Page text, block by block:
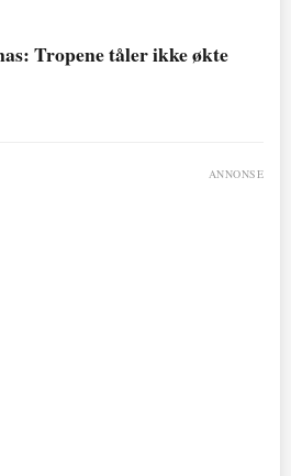
Tropene tåler ikke økte
ANNONSE